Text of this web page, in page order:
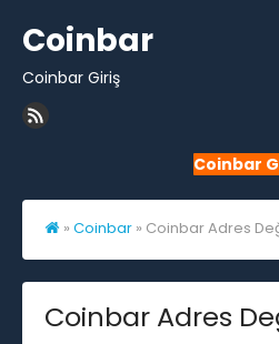
to
content
Coinbar
Coinbar Giriş
Coinbar
» Coinbar » Coinbar Adres
Coinbar Adres